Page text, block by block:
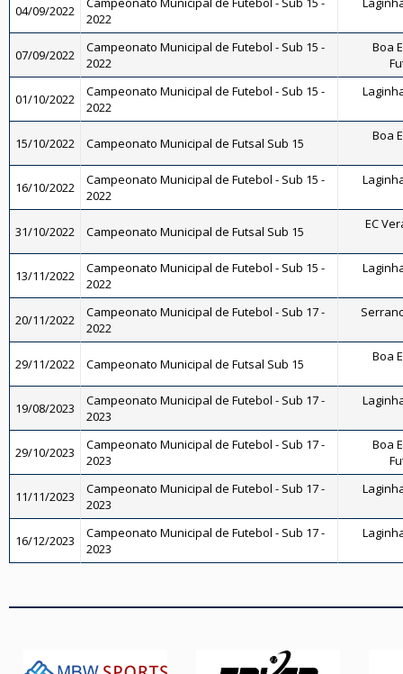
04/09/2022
2022
07/09/2022
Campeonato Municipal de Futebol - Sub 15 -
2022
Boa
01/10/2022
Campeonato Municipal de Futebol - Sub 15 -
2022
15/10/2022 Campeonato Municipal de Futsal Sub 15 Boa
16/10/2022
Campeonato Municipal de Futebol - Sub 15 -
2022
31/10/2022 Campeonato Municipal de Futsal Sub 15 EC
13/11/2022
Campeonato Municipal de Futebol - Sub 15 -
2022
20/11/2022
Campeonato Municipal de Futebol - Sub 17 -
2022
29/11/2022 Campeonato Municipal de Futsal Sub 15 Boa
19/08/2023
Campeonato Municipal de Futebol - Sub 17 -
2023
29/10/2023
Campeonato Municipal de Futebol - Sub 17 -
2023
Boa
11/11/2023
Campeonato Municipal de Futebol - Sub 17 -
2023
16/12/2023
Campeonato Municipal de Futebol - Sub 17 -
2023